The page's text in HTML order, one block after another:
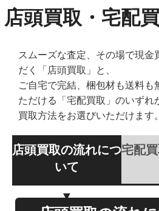
店頭買取・宅配
スムーズな査定、その場で現金
だく「店頭買取」と、
ご自宅で完結、梱包材も送料も
ただける「宅配買取」のいずれ
買取方法をお選びいただけます。
店頭買取の流れにつ
いて
宅配